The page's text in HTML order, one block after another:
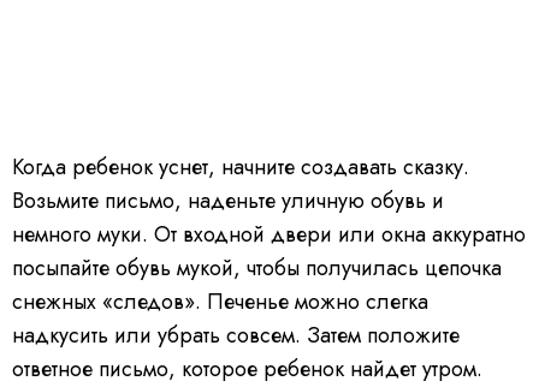
Когда ребенок уснет, начните создавать сказку.
Возьмите письмо, наденьте уличную обувь и
немного муки. От входной двери или окна аккуратно
посыпайте обувь мукой, чтобы получилась цепочка
снежных «следов». Печенье можно слегка
надкусить или убрать совсем. Затем положите
ответное письмо, которое ребенок найдет утром.